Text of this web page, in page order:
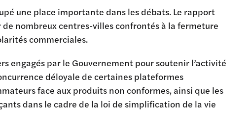
une place importante dans les débats. Le rapport
nombreux centres-villes confrontés à la fermeture
commerciales.
engagés par le Gouvernement pour soutenir l’activité
déloyale de certaines plateformes
face aux produits non conformes, ainsi que les
dans le cadre de la loi de simplification de la vie